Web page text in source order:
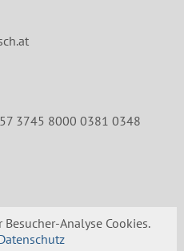
Analyse Cookies.
3745 8000 0381 0348